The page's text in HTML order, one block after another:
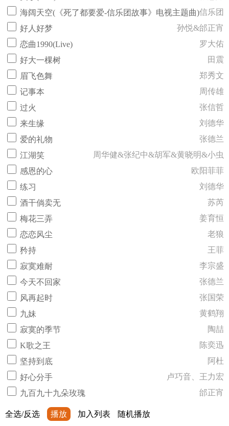
海阔天空(《死了都要爱-信乐团故事》电视主题曲)信乐团
好人好梦
孙悦&邰正宵
恋曲1990(Live)
罗大佑
好大一棵树
田震
眉飞色舞
郑秀文
记事本
周传雄
过火
张信哲
来生缘
刘德华
爱的礼物
张德兰
江湖笑
周华健&张纪中&胡军&黄晓明&小虫
感恩的心
欧阳菲菲
练习
刘德华
酒干倘卖无
苏芮
梅花三弄
姜育恒
恋恋风尘
老狼
矜持
王菲
寂寞难耐
李宗盛
今天不回家
张德兰
风再起时
张国荣
九妹
黄鹤翔
寂寞的季节
陶喆
K歌之王
陈奕迅
坚持到底
阿杜
好心分手
卢巧音、王力宏
九百九十九朵玫瑰
邰正宵
全选/反选 播放 加入列表 随机播放